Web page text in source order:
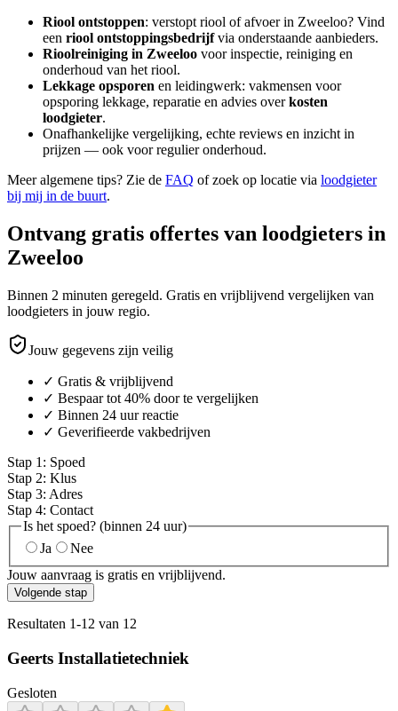
Riool ontstoppen: verstopt riool of afvoer in Zweeloo? Vind
een riool ontstoppingsbedrijfvia onderstaande aanbieders.
Rioolreiniging in Zweeloo voor inspectie, reiniging en
onderhoud van het riool.
Lekkage opsporen en leidingwerk: vakmensen voor
opsporing lekkage, reparatie en advies overkosten
loodgieter.
Onafhankelijke vergelijking, echte reviews en inzicht in
prijzen — ook voor regulier onderhoud.
Meer algemene tips? Zie de FAQ of zoek op locatie via loodgieter
bij mij in de buurt.
Ontvang gratis offertes van loodgieters in
Zweeloo
Binnen 2 minuten geregeld. Gratis en vrijblijvend vergelijken van
loodgieters in jouw regio.
Jouw gegevens zijn veilig
✓ Gratis & vrijblijvend
✓ Bespaar tot 40% door te vergelijken
✓ Binnen 24 uur reactie
✓ Geverifieerde vakbedrijven
Stap 1 : Spoed
Stap 2: Klus
Stap 3: Adres
Stap 4: Contact
Is het spoed? (binnen 24 uur)
Ja
Nee
Jouw aanvraag is gratis en vrijblijvend.
Volgende stap
Resultaten 1-12 van 12
Geerts Installatietechniek
Gesloten